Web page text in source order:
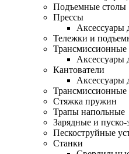
Подъемные столы
Прессы
Аксессуары
Тележки и
Трансмиссионные
Аксессуары
Кантователи
Аксессуары
Трансмиссионные
Стяжка пружин
Трапы напольные
Зарядные и пуско-
Пескоструйные
Станки